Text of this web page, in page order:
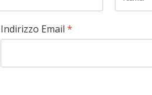
Indirizzo Email *